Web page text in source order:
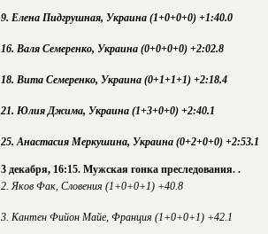
9. Елена Пидгрушная, Украина (1+0+0+0) +1:40.0
16. Валя Семеренко, Украина (0+0+0+0) +2:02.8
18. Вита Семеренко, Украина (0+1+1+1) +2:18.4
21. Юлия Джима, Украина (1+3+0+0) +2:40.1
25. Анастасия Меркушина, Украина (0+2+0+0) +2:53.1
3 декабря, 16:15. Мужская гонка преследования. .
2. Яков Фак, Словения (1+0+0+1) +40.8
3. Кантен Фийон Майе, Франция (1+0+0+1) +42.1